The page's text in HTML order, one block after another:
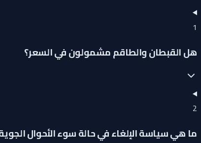
1
هل القبطان والطاقم مشمولون في السعر؟
2
ما هي سياسة الإلغاء في حالة سوء الأحوال